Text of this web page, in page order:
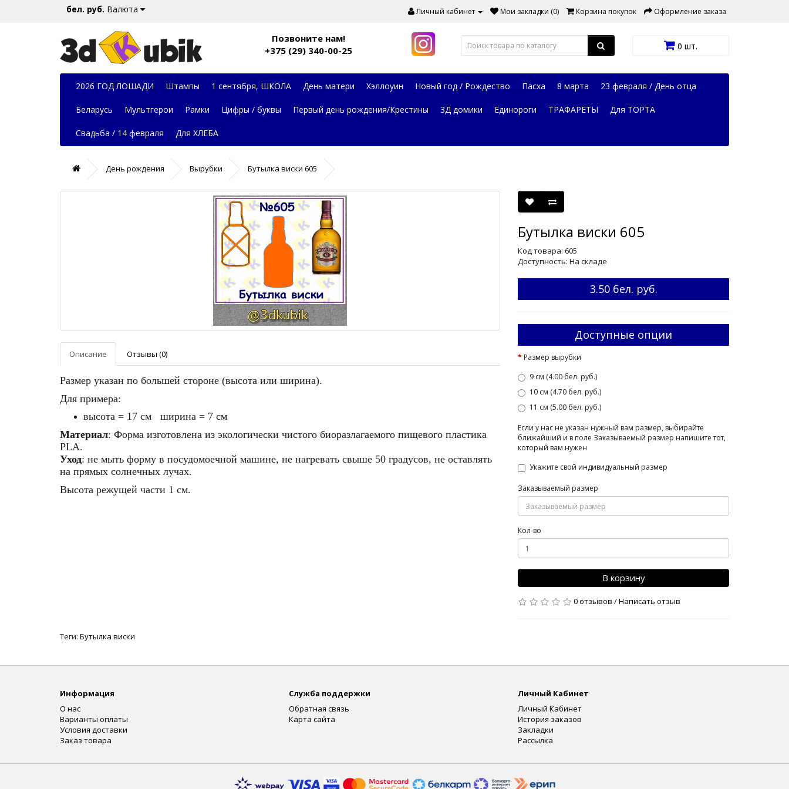
бел. руб. Валюта Личный кабинет Мои закладки (0) Корзина покупок Оформление заказа
Позвоните нам!
+375 (29) 340-00-25
0 шт.
2026 ГОД ЛОШАДИ Штампы 1 сентября, ШКОЛА День матери Хэллоуин Новый год / Рождество Пасха 8 марта 23 февраля / День отца
Беларусь Мультгерои Рамки Цифры / буквы Первый день рождения/Крестины 3Д домики Единороги ТРАФАРЕТЫ Для ТОРТА
Свадьба / 14 февраля Для ХЛЕБА
День рождения Вырубки Бутылка виски 605
Описание Отзывы (0)
Размер указан по большей стороне (высота или ширина).
Для примера:
высота = 17 см ширина = 7 см
Материал: Форма изготовлена из экологически чистого биоразлагаемого пищевого пластика
PLA.
Уход: не мыть форму в посудомоечной машине, не нагревать свыше 50 градусов, не оставлять
на прямых солнечных лучах.
Высота режущей части 1 см.
Бутылка виски 605
Код товара: 605
Доступность: На складе
3.50 бел. руб.
Доступные опции
Размер вырубки
9 см (4.00 бел. руб.)
10 см (4.70 бел. руб.)
11 см (5.00 бел. руб.)
Если у нас не указан нужный вам размер, выбирайте
ближайший и в поле Заказываемый размер напишите тот,
который вам нужен
Укажите свой индивидуальный размер
Заказываемый размер
Кол-во
В корзину
0 отзывов /Написать отзыв
Теги: Бутылка виски
Информация
О нас
Варианты оплаты
Условия доставки
Заказ товара
Служба поддержки
Обратная связь
Карта сайта
Личный Кабинет
Личный Кабинет
История заказов
Закладки
Рассылка